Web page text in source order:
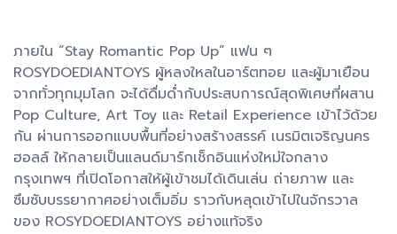
ภายใน “Stay Romantic Pop Up” แฟน ๆ
ROSYDOEDIANTOYS ผู้หลงใหลในอาร์ตทอย และผู้มาเยือน
จากทั่วทุกมุมโลก จะได้ดื่มด่ำกับประสบการณ์สุดพิเศษที่ผสาน
Pop Culture, Art Toy และ Retail Experience เข้าไว้ด้วย
กัน ผ่านการออกแบบพื้นที่อย่างสร้างสรรค์ เนรมิตเจริญนคร
ฮอลล์ ให้กลายเป็นแลนด์มาร์กเช็กอินแห่งใหม่ใจกลาง
กรุงเทพฯ ที่เปิดโอกาสให้ผู้เข้าชมได้เดินเล่น ถ่ายภาพ และ
ซึมซับบรรยากาศอย่างเต็มอิ่ม ราวกับหลุดเข้าไปในจักรวาล
ของ ROSYDOEDIANTOYS อย่างแท้จริง